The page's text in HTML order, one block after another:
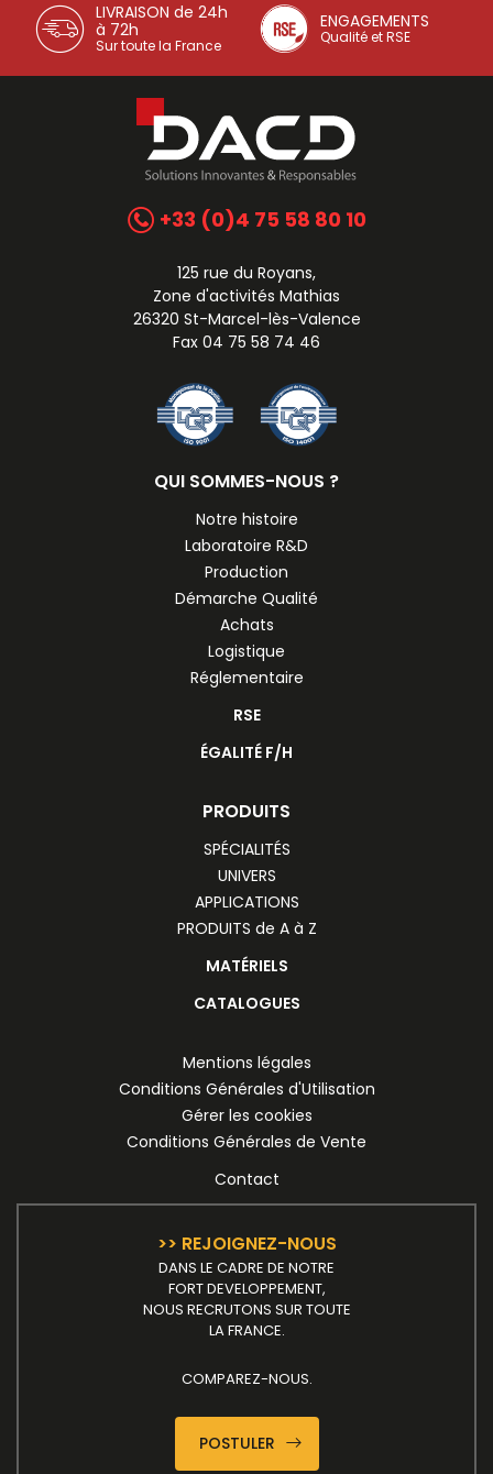
LIVRAISON de 24h
à 72h
Sur toute la France
ENGAGEMENTS
Qualité et RSE
+33 (0)4 75 58 80 10
125 rue du Royans,
Zone d'activités Mathias
26320 St-Marcel-lès-Valence
Fax 04 75 58 74 46
QUI SOMMES-NOUS ?
Notre histoire
Laboratoire R&D
Production
Démarche Qualité
Achats
Logistique
Réglementaire
RSE
ÉGALITÉ F/H
PRODUITS
SPÉCIALITÉS
UNIVERS
APPLICATIONS
PRODUITS de A à Z
MATÉRIELS
CATALOGUES
Mentions légales
Conditions Générales d'Utilisation
Gérer les cookies
Conditions Générales de Vente
Contact
>> REJOIGNEZ-NOUS
DANS LE CADRE DE NOTRE
FORT DEVELOPPEMENT,
NOUS RECRUTONS SUR TOUTE
LA FRANCE.
COMPAREZ-NOUS.
POSTULER